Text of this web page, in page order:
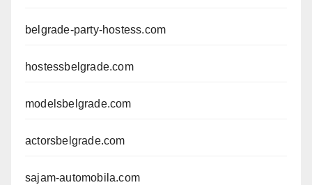
belgrade-party-hostess.com
hostessbelgrade.com
modelsbelgrade.com
actorsbelgrade.com
sajam-automobila.com